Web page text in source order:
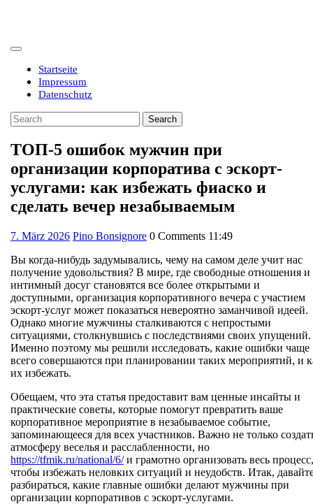
Open
ButtonStartseite
Impressum
Datenschutz
Close
Button
Search
for:
ТОП-5 ошибок мужчин при
организации корпоратива с эскорт-
услугами: как избежать фиаско и
сделать вечер незабываемым
7. März 20267.
2026
Pino Bonsignore 0 Comments 11:49
Вы когда-нибудь задумывались, чему на самом деле учит нас
получение удовольствия? В мире, где свободные отношения и
интимный досуг становятся все более открытыми и
доступными, организация корпоративного вечера с участием
эскорт-услуг может показаться невероятно заманчивой идеей.
Однако многие мужчины сталкиваются с непростыми
ситуациями, столкнувшись с последствиями своих упущений.
Именно поэтому мы решили исследовать, какие ошибки чаще
всего совершаются при планировании таких мероприятий, и
их избежать.
Обещаем, что эта статья предоставит вам ценные инсайты и
практические советы, которые помогут превратить ваше
корпоративное мероприятие в незабываемое событие,
запоминающееся для всех участников. Важно не только
атмосферу веселья и расслабленности, но
https://tfmik.ru/national/6/и грамотно организовать весь процесс,
чтобы избежать неловких ситуаций и неудобств. Итак,
разбираться, какие главные ошибки делают мужчины при
организации корпоративов с эскорт-услугами.